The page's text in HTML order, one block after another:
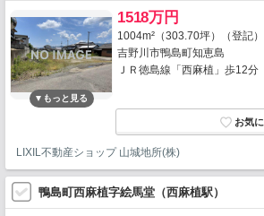
1518万円
1004m²（303.70坪）（登記）
吉野川市鴨島町知恵島
ＪＲ徳島線「西麻植」歩12分
LIXIL不動産ショップ 山城地所(株)
鴨島町西麻植字絵馬堂（西麻植駅）